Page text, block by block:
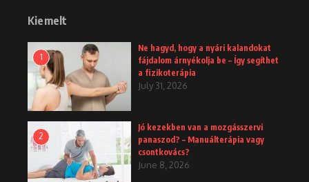
Kiemelt
1
Ne hagyd, hogy a nyári kalandokat
fájdalom árnyékolja be – Így segíthet
a fizikoterápia
July 31, 2026
2
Jó kezekben van a mozgásszervi
panaszod? – Manuálterápia vagy
csontkovács?
June 8, 2026